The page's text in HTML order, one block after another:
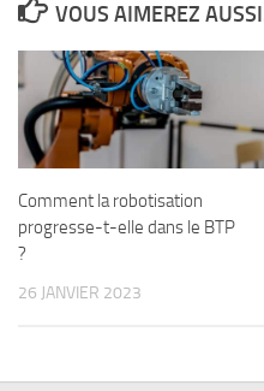
VOUS AIMEREZ
Comment la robotisation
progresse-t-elle dans le BTP
?
26 JANVIER 2023